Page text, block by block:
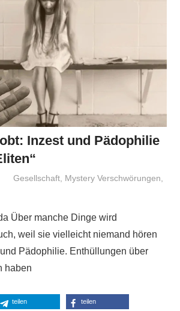
Inzest und Pädophilie
Niki Vogt
Gesellschaft, Mystery Verschwörungen,
Über manche Dinge wird
weil sie vielleicht niemand hören
Pädophilie. Enthüllungen über
haben
teilen teilen